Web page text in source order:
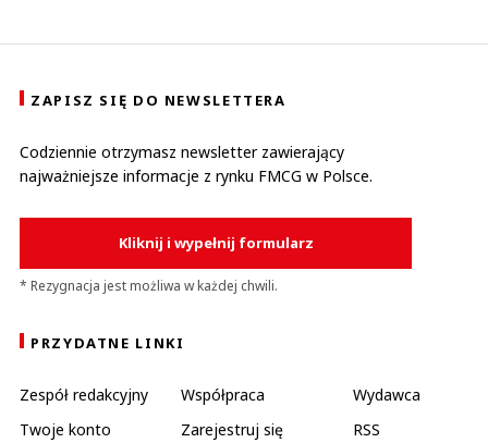
ZAPISZ SIĘ DO NEWSLETTERA
Codziennie otrzymasz newsletter zawierający
najważniejsze informacje z rynku FMCG w Polsce.
Kliknij i wypełnij formularz
* Rezygnacja jest możliwa w każdej chwili.
PRZYDATNE LINKI
Zespół redakcyjny Współpraca
Wydawca
Twoje konto
Zarejestruj się
RSS